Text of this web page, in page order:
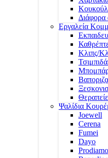
Διάφορα
Εργαλεία
Κλιπς/
Ψαλίδια
Joewell
Cerena
Fumei
Dayo